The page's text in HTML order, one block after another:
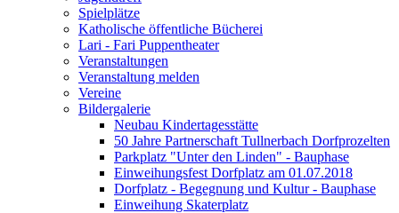
Spielplätze
Katholische öffentliche Bücherei
Lari - Fari Puppentheater
Veranstaltungen
Veranstaltung melden
Vereine
Bildergalerie
Neubau Kindertagesstätte
50 Jahre Partnerschaft Tullnerbach Dorfprozelten
Parkplatz "Unter den Linden" - Bauphase
Einweihungsfest Dorfplatz am 01.07.2018
Dorfplatz - Begegnung und Kultur - Bauphase
Einweihung Skaterplatz